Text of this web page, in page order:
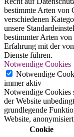
bestimmte Arten von
verschiedenen
unsere
bestimmter Arten
Erfahrung mit der
Dienste führen.
Notwendige Cookies
Notwendige
immer aktiv
Notwendige Cookies
der Website
grundlegende
Website,
Cookie